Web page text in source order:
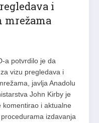
i
mrežama
a potvrdilo je da
vizu pregledava i
javlja Anadolu
John Kirby je
i aktualne
izdavanja